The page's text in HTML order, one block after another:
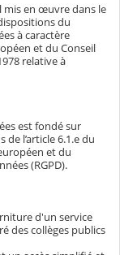
mis en œuvre dans le
du
à caractère
et du Conseil
relative à
est fondé sur
l’article 6.1.e du
et du
(RGPD).
d'un service
des collèges publics